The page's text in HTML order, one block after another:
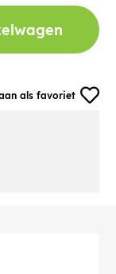
als favoriet